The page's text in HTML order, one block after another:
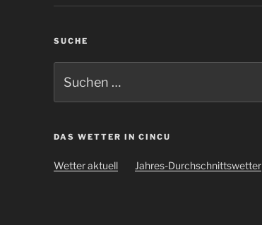
SUCHE
nach:
DAS WETTER IN CINCU
Wetter aktuell Jahres-Durchschnittswetter